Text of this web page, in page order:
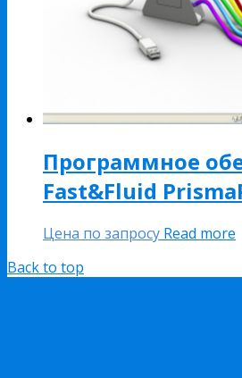
Программное
Fast&Fluid
Цена по запросу Read more
Back to top